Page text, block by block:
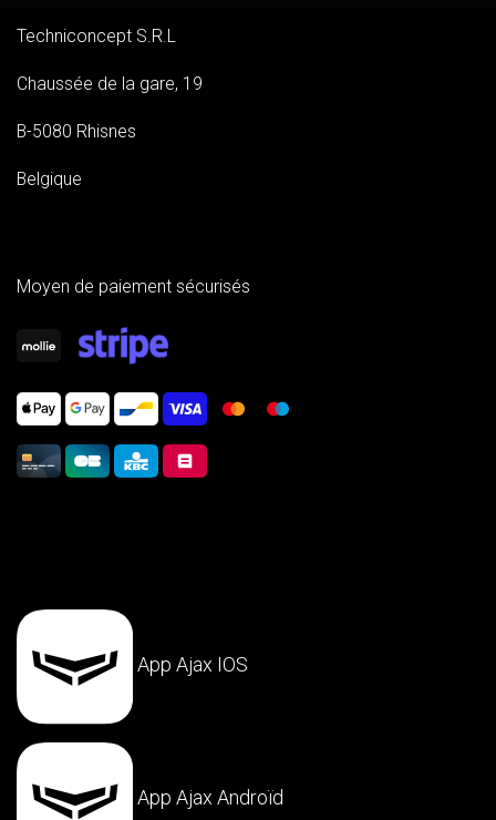
Techniconcept S.R.L
Chaussée de la gare, 19
B-5080 Rhisnes
Belgique
Moyen de paiement sécurisés
App Ajax IOS
App Ajax Androïd